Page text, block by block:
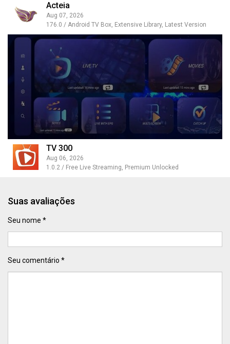
Acteia
Aug 07, 2026
176.0 / Android TV Box, Extensive Library, Latest Version
TV 300
Aug 06, 2026
1.0.2 / Free Live Streaming, Premium Unlocked
Suas avaliações
Seu nome *
Seu comentário *